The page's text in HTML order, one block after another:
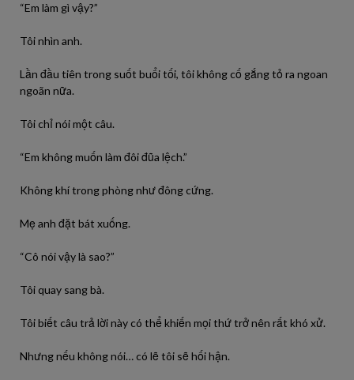
“Em làm gì vậy?”
Tôi nhìn anh.
Lần đầu tiên trong suốt buổi tối, tôi không cố gắng tỏ ra ngoan
ngoãn nữa.
Tôi chỉ nói một câu.
“Em không muốn làm đôi đũa lệch.”
Không khí trong phòng như đông cứng.
Mẹ anh đặt bát xuống.
“Cô nói vậy là sao?”
Tôi quay sang bà.
Tôi biết câu trả lời này có thể khiến mọi thứ trở nên rất khó xử.
Nhưng nếu không nói… có lẽ tôi sẽ hối hận.